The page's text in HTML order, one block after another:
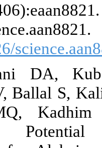
10.1126/
[
43.
Mandaliya V,
Alasheqi